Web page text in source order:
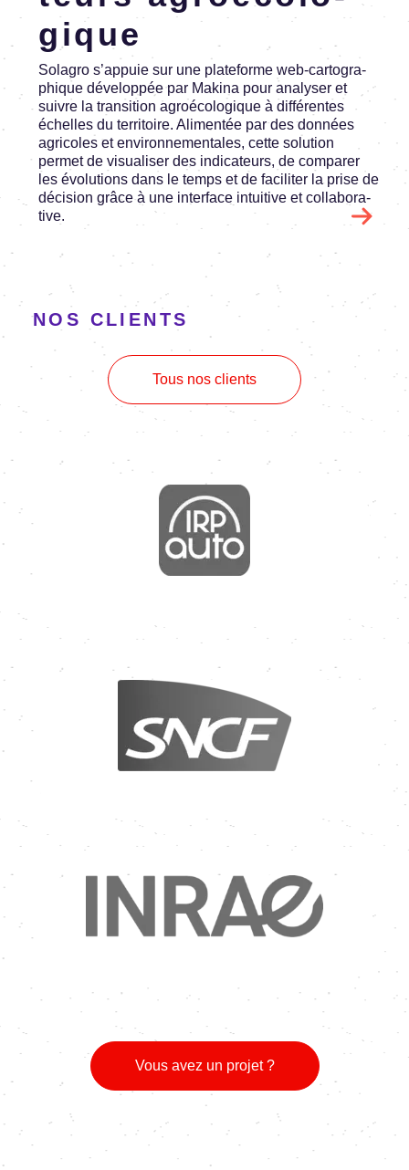
gique
Sola­gro s’ap­puie sur une plate­forme web-carto­gra­
phique déve­lop­pée par Makina pour analy­ser et
suivre la tran­si­tion agroé­co­lo­gique à diffé­rentes
échelles du terri­toire. Alimen­tée par des données
agri­coles et envi­ron­ne­men­tales, cette solu­tion
permet de visua­li­ser des indi­ca­teurs, de compa­rer
les évolu­tions dans le temps et de faci­li­ter la prise de
déci­sion grâce à une inter­face intui­tive et colla­bo­ra­
tive.
NOS CLIENTS
Tous nos clients
Image
Image
Vous avez un projet ?